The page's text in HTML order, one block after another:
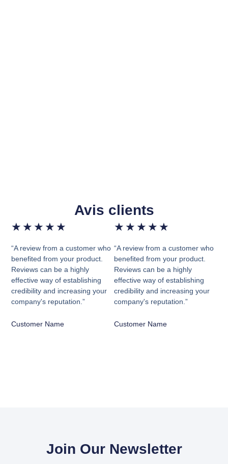
Avis clients
★ ★ ★ ★ ★
“A review from a customer who
benefited from your product.
Reviews can be a highly
effective way of establishing
credibility and increasing your
company's reputation.”
Customer Name
★ ★ ★ ★ ★
“A review from a customer who
benefited from your product.
Reviews can be a highly
effective way of establishing
credibility and increasing your
company's reputation.”
Customer Name
Join Our Newsletter